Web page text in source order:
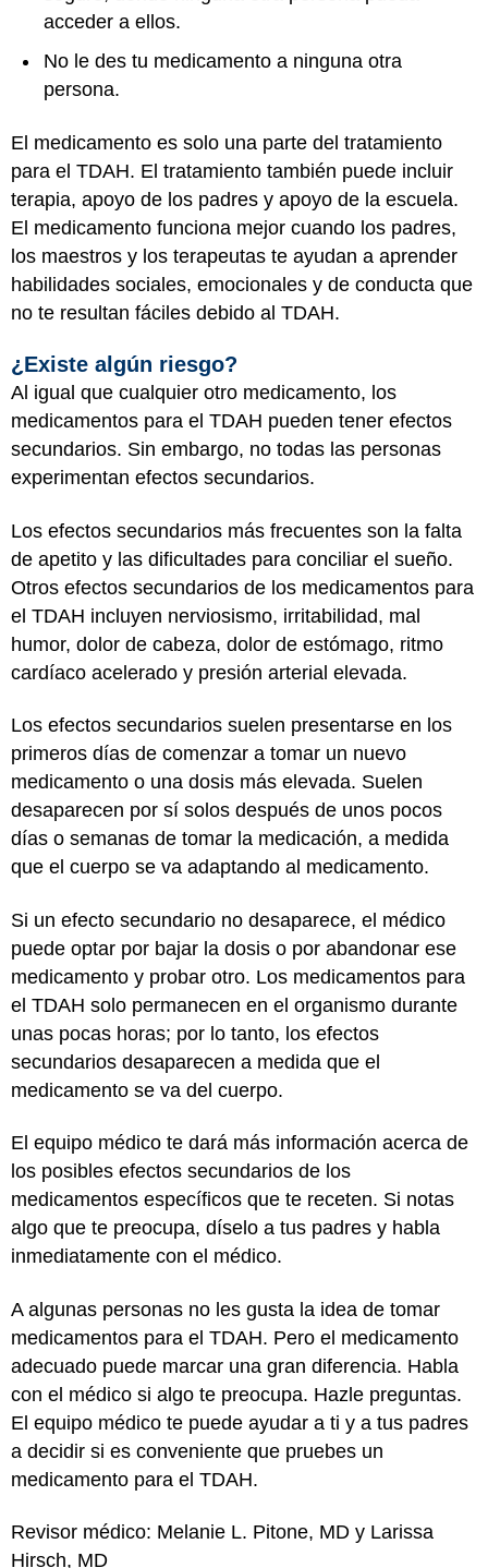
acceder a ellos.
No le des tu medicamento a ninguna otra
persona.
El medicamento es solo una parte del tratamiento
para el TDAH. El tratamiento también puede incluir
terapia, apoyo de los padres y apoyo de la escuela.
El medicamento funciona mejor cuando los padres,
los maestros y los terapeutas te ayudan a aprender
habilidades sociales, emocionales y de conducta que
no te resultan fáciles debido al TDAH.
¿Existe algún riesgo?
Al igual que cualquier otro medicamento, los
medicamentos para el TDAH pueden tener efectos
secundarios. Sin embargo, no todas las personas
experimentan efectos secundarios.
Los efectos secundarios más frecuentes son la falta
de apetito y las dificultades para conciliar el sueño.
Otros efectos secundarios de los medicamentos para
el TDAH incluyen nerviosismo, irritabilidad, mal
humor, dolor de cabeza, dolor de estómago, ritmo
cardíaco acelerado y presión arterial elevada.
Los efectos secundarios suelen presentarse en los
primeros días de comenzar a tomar un nuevo
medicamento o una dosis más elevada. Suelen
desaparecen por sí solos después de unos pocos
días o semanas de tomar la medicación, a medida
que el cuerpo se va adaptando al medicamento.
Si un efecto secundario no desaparece, el médico
puede optar por bajar la dosis o por abandonar ese
medicamento y probar otro. Los medicamentos para
el TDAH solo permanecen en el organismo durante
unas pocas horas; por lo tanto, los efectos
secundarios desaparecen a medida que el
medicamento se va del cuerpo.
El equipo médico te dará más información acerca de
los posibles efectos secundarios de los
medicamentos específicos que te receten. Si notas
algo que te preocupa, díselo a tus padres y habla
inmediatamente con el médico.
A algunas personas no les gusta la idea de tomar
medicamentos para el TDAH. Pero el medicamento
adecuado puede marcar una gran diferencia. Habla
con el médico si algo te preocupa. Hazle preguntas.
El equipo médico te puede ayudar a ti y a tus padres
a decidir si es conveniente que pruebes un
medicamento para el TDAH.
Revisor médico: Melanie L. Pitone, MD y Larissa
Hirsch, MD